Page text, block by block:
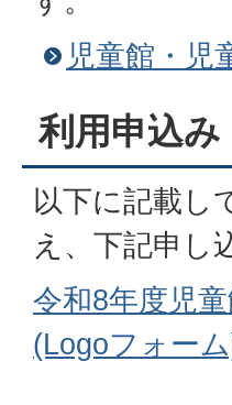
児童館・児
利用申込み
以下に記載し
え、下記申し
令和8年度児
(Logoフォー